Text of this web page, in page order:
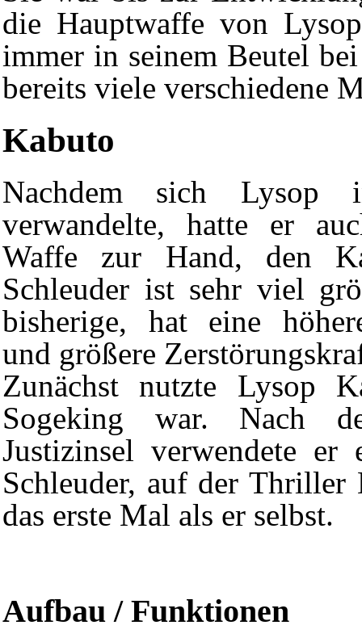
die Hauptwaffe von
immer in seinem Beutel
bereits viele verschiedene
Kabuto
Nachdem sich Lysop
verwandelte, hatte er
Waffe zur Hand, den
Schleuder ist sehr viel
bisherige, hat eine
und größere
Zunächst nutzte Lysop
Sogeking war. Nach
Justizinsel verwendete er
Schleuder, auf der Thriller
das erste Mal als er selbst.
Aufbau / Funktionen